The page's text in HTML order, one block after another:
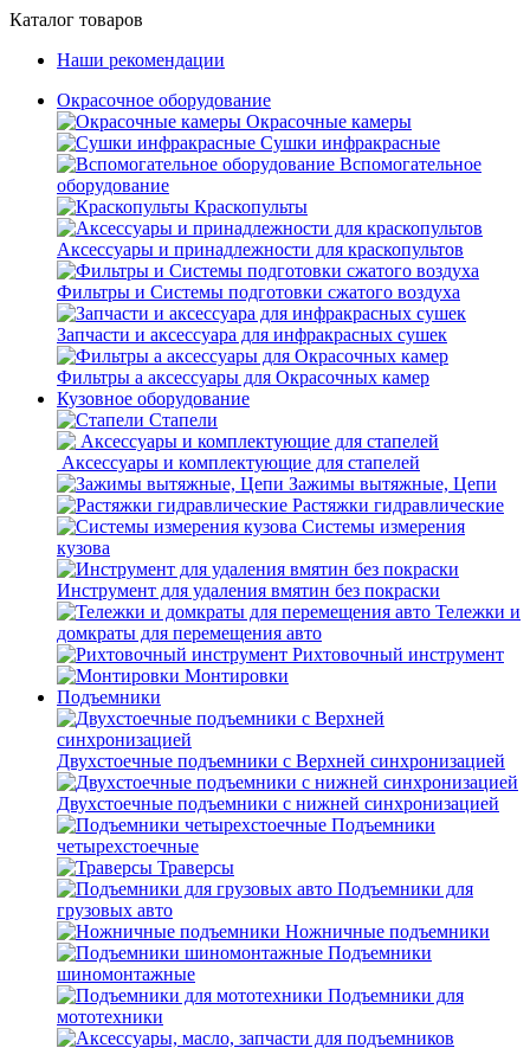
Каталог товаров
Наши рекомендации
Окрасочное оборудование
Окрасочные камеры
Сушки инфракрасные
Вспомогательное
оборудование
Краскопульты
Аксессуары и принадлежности для краскопультов
Фильтры и Системы подготовки сжатого воздуха
Запчасти и аксессуара для инфракрасных сушек
Фильтры а аксессуары для Окрасочных камер
Кузовное оборудование
Стапели
Аксессуары и комплектующие для стапелей
Зажимы вытяжные, Цепи
Растяжки гидравлические
Системы измерения
кузова
Инструмент для удаления вмятин без покраски
Тележки и
домкраты для перемещения авто
Рихтовочный инструмент
Монтировки
Подъемники
Двухстоечные подъемники с Верхней синхронизацией
Двухстоечные подъемники с нижней синхронизацией
Подъемники
четырехстоечные
Траверсы
Подъемники для
грузовых авто
Ножничные подъемники
Подъемники
шиномонтажные
Подъемники для
мототехники